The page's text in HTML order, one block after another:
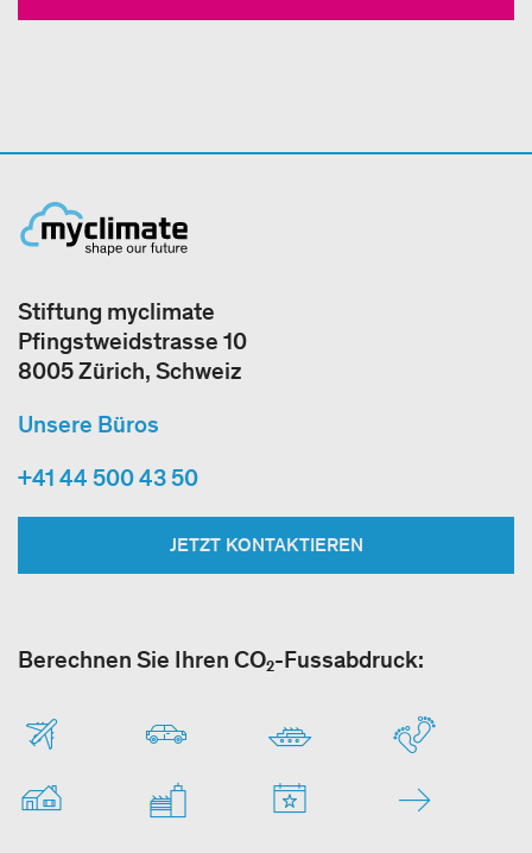
Stiftung myclimate
Pfingstweidstrasse 10
8005 Zürich, Schweiz
Unsere Büros
+41 44 500 43 50
JETZT KONTAKTIEREN
Berechnen Sie Ihren CO₂-Fussabdruck: